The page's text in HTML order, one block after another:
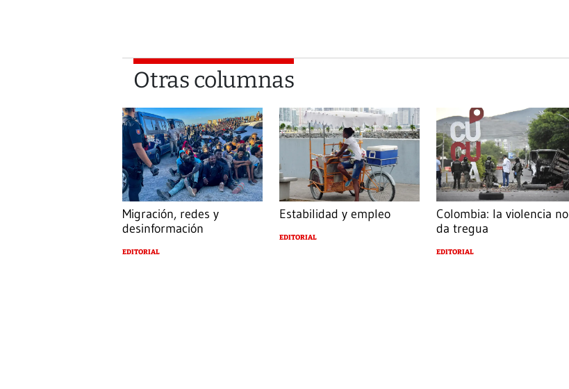
Otras columnas
Migración, redes y
desinformación
EDITORIAL
Estabilidad y empleo
EDITORIAL
Colombia: la violencia no
da tregua
EDITORIAL